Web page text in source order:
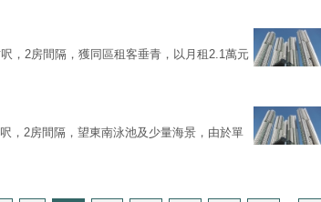
，2房間隔，獲同區租客垂青，以月租2.1萬元
，2房間隔，望東南泳池及少量海景，由於單